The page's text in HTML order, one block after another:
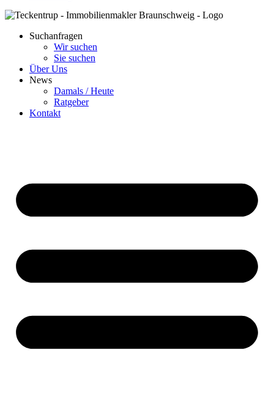
Suchanfragen
Wir suchen
Sie suchen
Über Uns
News
Damals / Heute
Ratgeber
Kontakt